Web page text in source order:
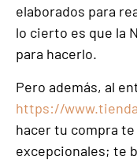
elaborados para
lo cierto es que la
para hacerlo.
Pero además, al
https://
hacer tu compra
excepcionales; te